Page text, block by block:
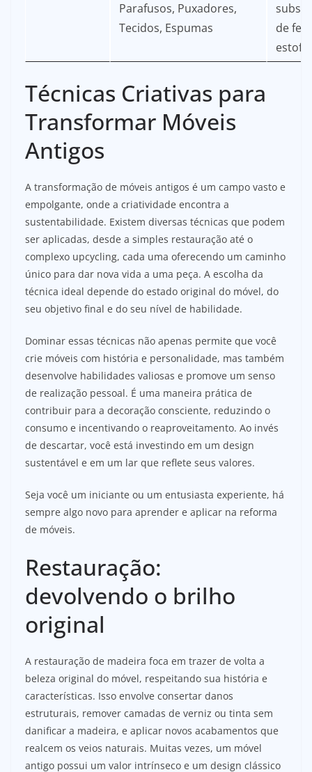
Parafusos, Puxadores,
Tecidos, Espumas
de
Técnicas Criativas para
Transformar Móveis
Antigos
A transformação de móveis antigos é um campo vasto e
empolgante, onde a criatividade encontra a
sustentabilidade. Existem diversas técnicas que podem
ser aplicadas, desde a simples restauração até o
complexo upcycling, cada uma oferecendo um caminho
único para dar nova vida a uma peça. A escolha da
técnica ideal depende do estado original do móvel, do
seu objetivo final e do seu nível de habilidade.
Dominar essas técnicas não apenas permite que você
crie móveis com história e personalidade, mas também
desenvolve habilidades valiosas e promove um senso
de realização pessoal. É uma maneira prática de
contribuir para a decoração consciente, reduzindo o
consumo e incentivando o reaproveitamento. Ao invés
de descartar, você está investindo em um design
sustentável e em um lar que reflete seus valores.
Seja você um iniciante ou um entusiasta experiente, há
sempre algo novo para aprender e aplicar na reforma
de móveis.
Restauração:
devolvendo o brilho
original
A restauração de madeira foca em trazer de volta a
beleza original do móvel, respeitando sua história e
características. Isso envolve consertar danos
estruturais, remover camadas de verniz ou tinta sem
danificar a madeira, e aplicar novos acabamentos que
realcem os veios naturais. Muitas vezes, um móvel
antigo possui um valor intrínseco e um design clássico